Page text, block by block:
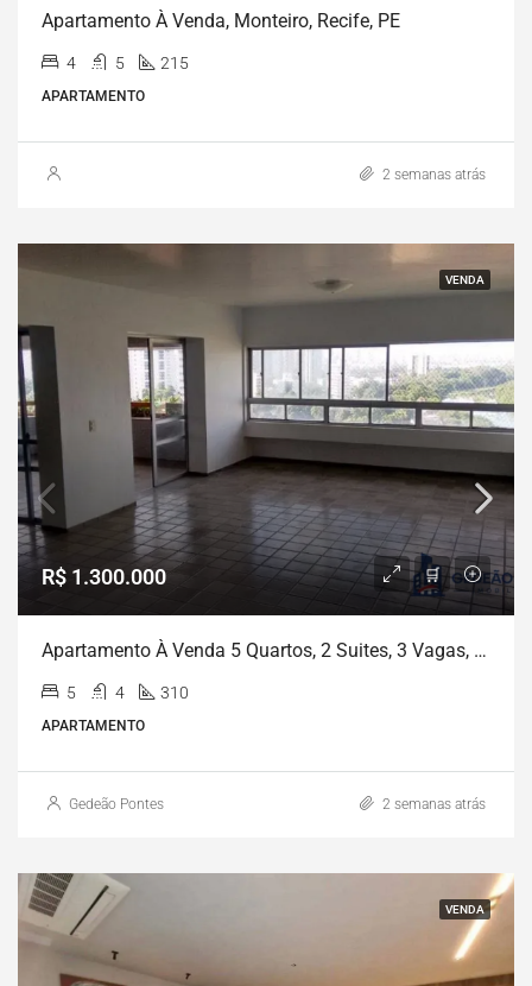
Apartamento À Venda, Monteiro, Recife, PE
4 5 215
APARTAMENTO
2 semanas atrás
VENDA
R$ 1.300.000
Apartamento À Venda 5 Quartos, 2 Suites, 3 Vagas, 310M², Monteiro, Recife – PE | Porta D Água
5 4 310
APARTAMENTO
Gedeão Pontes 2 semanas atrás
VENDA